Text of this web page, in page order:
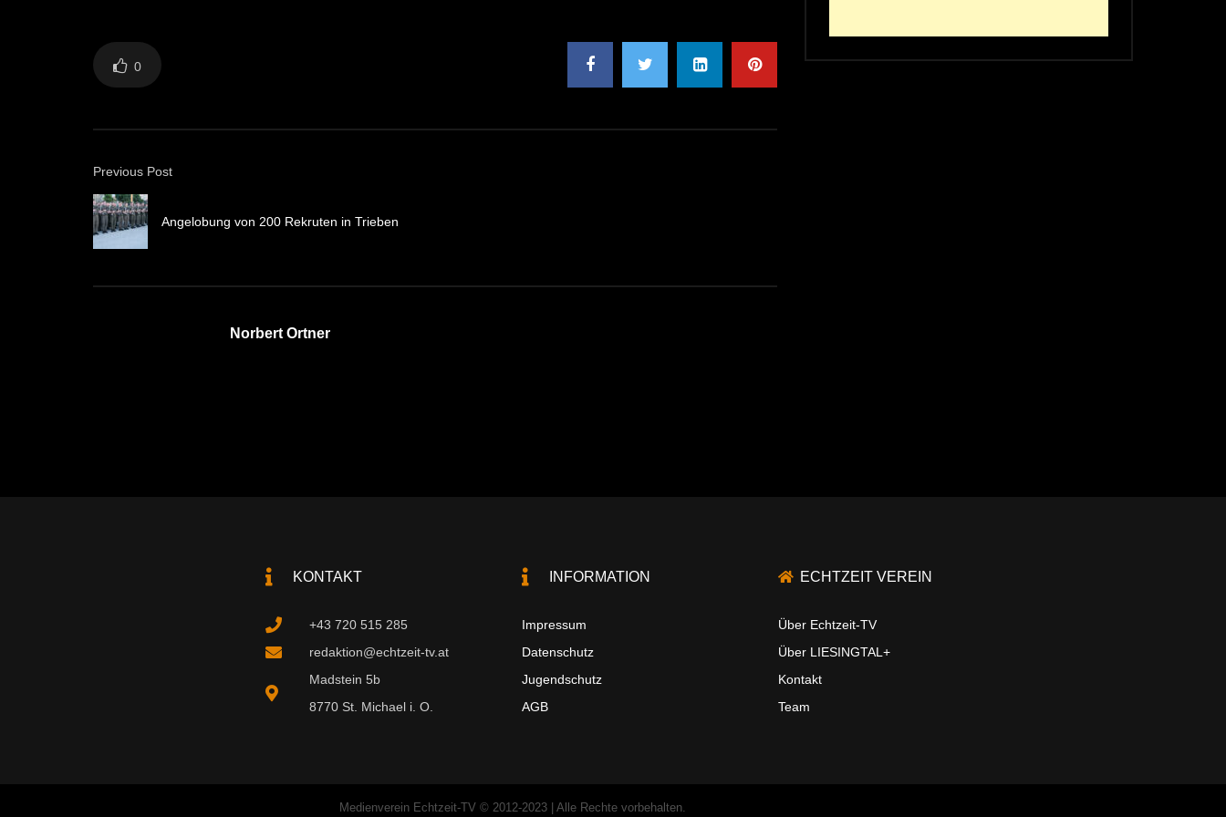
0
Previous Post
Angelobung von 200 Rekruten in Trieben
Norbert Ortner
KONTAKT
+43 720 515 285
redaktion@echtzeit-tv.at
Madstein 5b
8770 St. Michael i. O.
INFORMATION
Impressum
Datenschutz
Jugendschutz
AGB
ECHTZEIT VEREIN
Über Echtzeit-TV
Über LIESINGTAL+
Kontakt
Team
Medienverein Echtzeit-TV © 2012-2023 | Alle Rechte vorbehalten.